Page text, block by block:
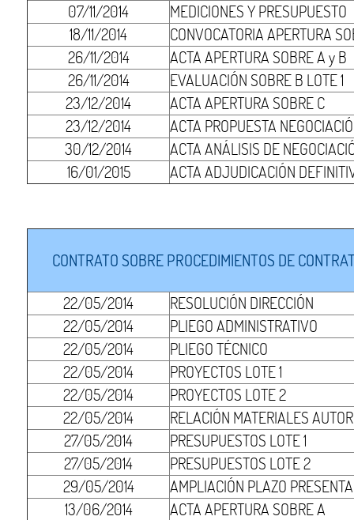
07/11/2014
MEDICIONES Y PRESUPUESTO
18/11/2014
CONVOCATORIA APERTURA
26/11/2014
ACTA APERTURA SOBRE A y B
26/11/2014
EVALUACIÓN SOBRE B LOTE 1
23/12/2014
ACTA APERTURA SOBRE C
23/12/2014
ACTA PROPUESTA
30/12/2014
ACTA ANÁLISIS DE
16/01/2015
ACTA ADJUDICACIÓN
CONTRATO SOBRE PROCEDIMIENTOS DE
22/05/2014
RESOLUCIÓN DIRECCIÓN
22/05/2014
PLIEGO ADMINISTRATIVO
22/05/2014
PLIEGO TÉCNICO
22/05/2014
PROYECTOS LOTE 1
22/05/2014
PROYECTOS LOTE 2
22/05/2014
RELACIÓN MATERIALES
27/05/2014
PRESUPUESTOS LOTE 1
27/05/2014
PRESUPUESTOS LOTE 2
29/05/2014
AMPLIACIÓN PLAZO
13/06/2014
ACTA APERTURA SOBRE A